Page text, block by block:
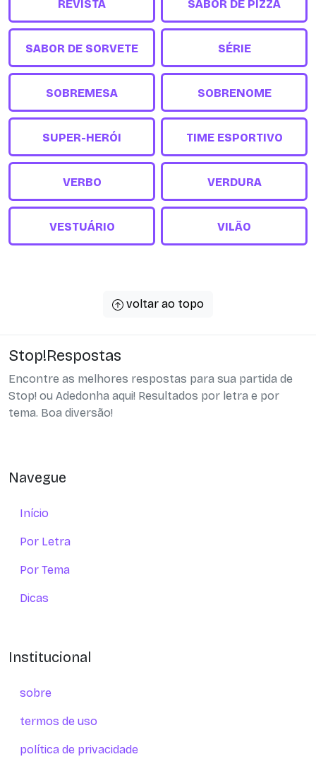
REVISTA SABOR DE PIZZA
SABOR DE SORVETE SÉRIE
SOBREMESA SOBRENOME
SUPER-HERÓI TIME ESPORTIVO
VERBO VERDURA
VESTUÁRIO VILÃO
voltar ao topo
Stop!Respostas
Encontre as melhores respostas para sua partida de
Stop! ou Adedonha aqui! Resultados por letra e por
tema. Boa diversão!
Navegue
Início
Por Letra
Por Tema
Dicas
Institucional
sobre
termos de uso
política de privacidade